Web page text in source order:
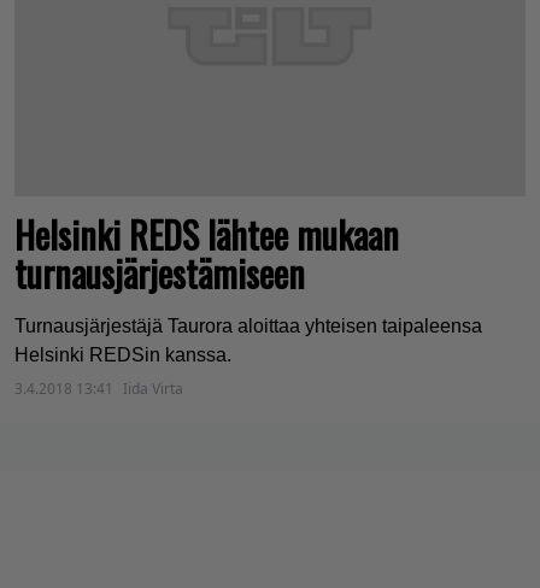
Helsinki REDS lähtee mukaan
turnausjärjestämiseen
Turnausjärjestäjä Taurora aloittaa yhteisen taipaleensa
Helsinki REDSin kanssa.
3.4.2018 13:41
Iida Virta